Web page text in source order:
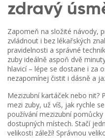
zdravý
Zapomeň na složité návody,
zvládnout i bez lékařských
pravidelnosti a správné
zuby ideálně aspoň dvě
hlavicí – lépe se dostane i za
nezapomínej čistit i dásně a
Mezizubní kartáček nebo nit?
mezi zuby, už víš, jak rychle
používání mezizubní
dostupných místech. Stačí
velikosti záleží! Správnou